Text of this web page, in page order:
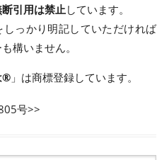
引用は禁止しています。
しっかり明記していただければ
構いません。
®」は商標登録しています。
号>>